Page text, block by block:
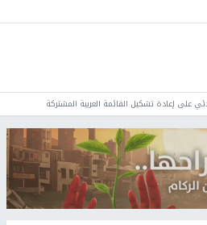
على إعادة تشكيل القائمة العربية المشتركة